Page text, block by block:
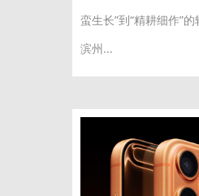
蛮生长”到“精耕细作”
滨州...